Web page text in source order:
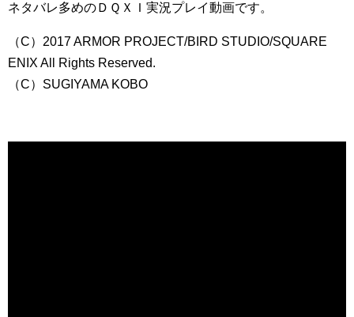
ネタバレ多めのＤＱＸＩ実況プレイ動画です。
（C）2017 ARMOR PROJECT/BIRD STUDIO/SQUARE
ENIX All Rights Reserved.
（C）SUGIYAMA KOBO